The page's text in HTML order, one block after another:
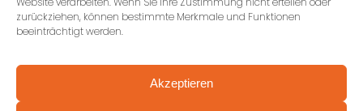
zurückziehen, können bestimmte Merkmale und Funktionen
beeinträchtigt werden.
Akzeptieren
965.415